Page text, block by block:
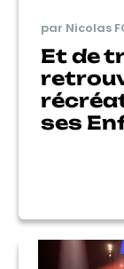
par Nicolas
Et de
ses